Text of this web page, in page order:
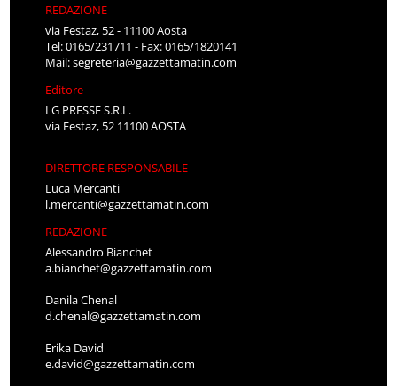
REDAZIONE
via Festaz, 52 - 11100 Aosta
Tel: 0165/231711 - Fax: 0165/1820141
Mail:segreteria@gazzettamatin.com
Editore
LG PRESSE S.R.L.
via Festaz, 52 11100 AOSTA
DIRETTORE RESPONSABILE
Luca Mercanti
l.mercanti@gazzettamatin.com
REDAZIONE
Alessandro Bianchet
a.bianchet@gazzettamatin.com
Danila Chenal
d.chenal@gazzettamatin.com
Erika David
e.david@gazzettamatin.com